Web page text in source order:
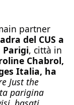
partner
del CUS a
Parigi, città in
Chabrol,
Italia, ha
Just the
parigina